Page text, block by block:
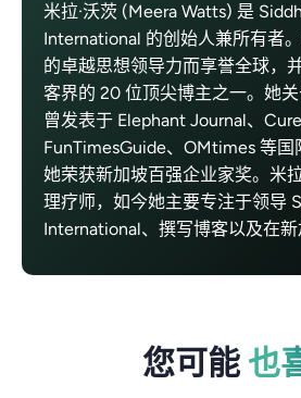
米拉·沃茨 (Meera Watts) 是
International 的创始人兼所有者
的卓越思想领导力而享誉全球，
客界的 20 位顶尖博主之一。她
曾发表于 Elephant Journal、
FunTimesGuide、OMtimes 等国
她荣获新加坡百强企业家奖。米
理疗师，如今她主要专注于领导
International、撰写博客以及在
您可能 也